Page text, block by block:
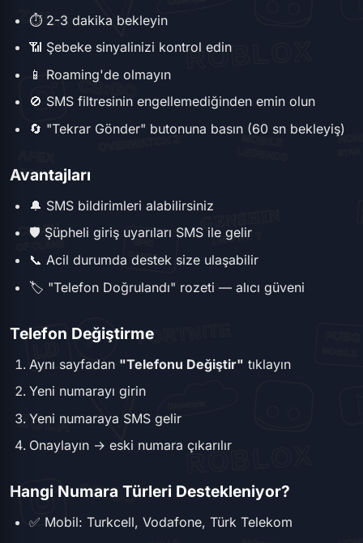
⏱️ 2-3 dakika bekleyin
📶 Şebeke sinyalinizi kontrol edin
📱 Roaming'de olmayın
🚫 SMS filtresinin engellemediğinden emin olun
🔄 "Tekrar Gönder" butonuna basın (60 sn bekleyiş)
Avantajları
🔔 SMS bildirimleri alabilirsiniz
🛡️ Şüpheli giriş uyarıları SMS ile gelir
📞 Acil durumda destek size ulaşabilir
🏷️ "Telefon Doğrulandı" rozeti — alıcı güveni
Telefon Değiştirme
Aynı sayfadan "Telefonu Değiştir" tıklayın
Yeni numarayı girin
Yeni numaraya SMS gelir
Onaylayın → eski numara çıkarılır
Hangi Numara Türleri Destekleniyor?
✅ Mobil: Turkcell, Vodafone, Türk Telekom